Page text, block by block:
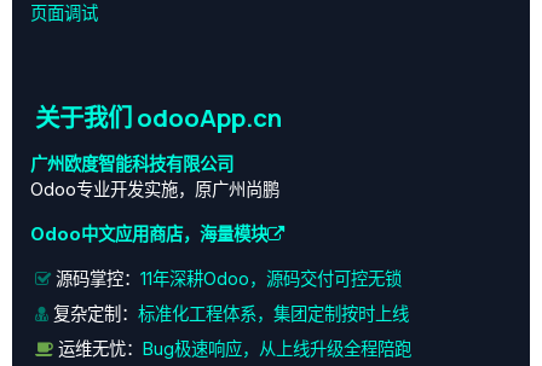
页面调试
关于我们 odooApp.cn
广州欧度智能科技有限公司
Odoo专业开发实施，原广州尚鹏
Odoo中文应用商店，海量模块
源码掌控： 11年深耕Odoo，源码交付可控无锁
复杂定制： 标准化工程体系，集团定制按时上线
运维无忧：
Bug极速响应，从上线升级全程陪跑